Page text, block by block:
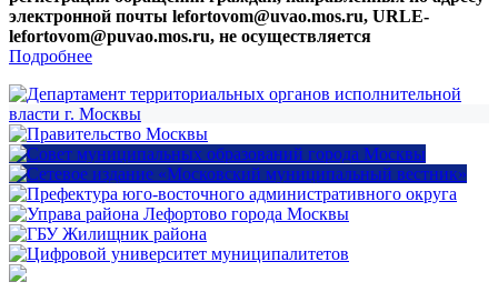
электронной почты lefortovom@uvao.mos.ru, URLE-
lefortovom@puvao.mos.ru, не осуществляется
Подробнее